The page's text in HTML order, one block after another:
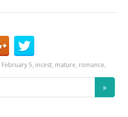
February 5, incest, mature, romance,